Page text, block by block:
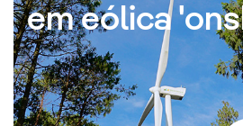
em eólica